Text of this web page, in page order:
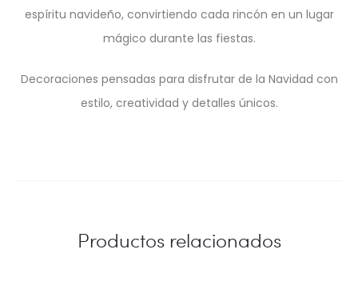
espíritu navideño, convirtiendo cada rincón en un lugar
mágico durante las fiestas.
Decoraciones pensadas para disfrutar de la Navidad con
estilo, creatividad y detalles únicos.
Productos relacionados